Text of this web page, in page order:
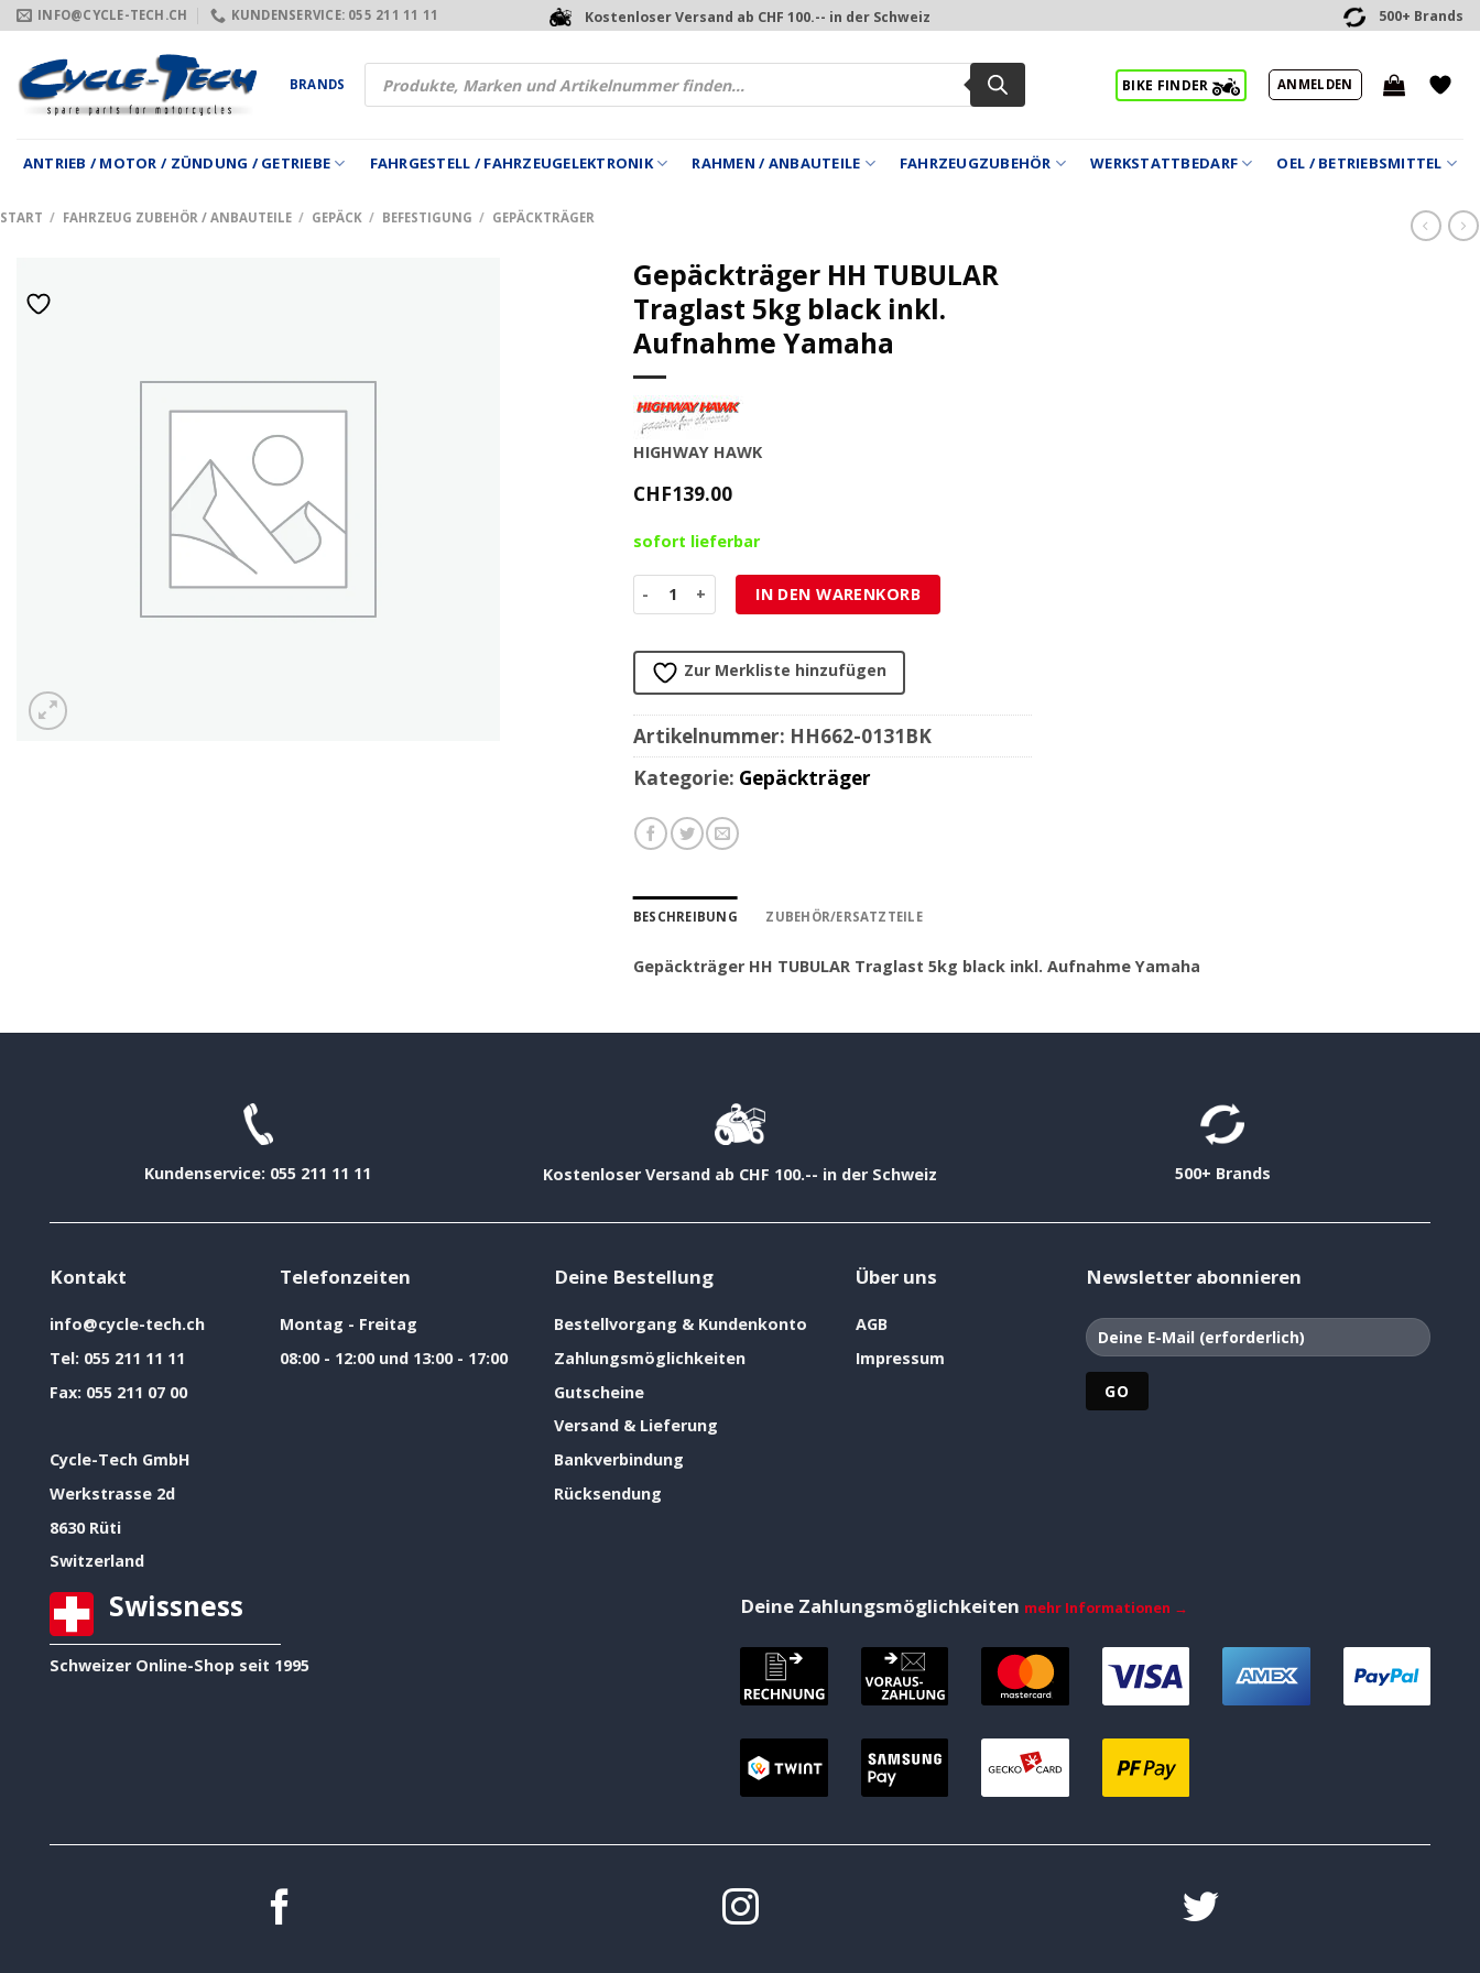
Zum
Inhalt
springen
INFO@CYCLE-TECH.CH KUNDENSERVICE: 055 211 11 11 Kostenloser Versand ab CHF 100.-- in der Schweiz 500+ Brands
BRANDS
Products
search
BIKE FINDER ANMELDEN
ANTRIEB / MOTOR / ZÜNDUNG / GETRIEBE FAHRGESTELL / FAHRZEUGELEKTRONIK RAHMEN / ANBAUTEILE FAHRZEUGZUBEHÖR WERKSTATTBEDARF OEL / BETRIEBSMITTEL
START / FAHRZEUG ZUBEHÖR / ANBAUTEILE / GEPÄCK / BEFESTIGUNG / GEPÄCKTRÄGER
Gepäckträger HH TUBULAR
Traglast 5kg black inkl.
Aufnahme Yamaha
HIGHWAY HAWK
CHF139.00
sofort lieferbar
Gepäckträger HH TUBULAR Traglast 5kg black inkl. Aufnahme Yamaha Menge
IN DEN WARENKORB
Zur Merkliste hinzufügen
Artikelnummer: HH662-0131BK
Kategorie: Gepäckträger
BESCHREIBUNG ZUBEHÖR/ERSATZTEILE
Gepäckträger HH TUBULAR Traglast 5kg black inkl. Aufnahme Yamaha
Kundenservice: 055 211 11 11 Kostenloser Versand ab CHF 100.-- in der Schweiz 500+ Brands
Kontakt
info@cycle-tech.ch
Tel: 055 211 11 11
Fax: 055 211 07 00
Cycle-Tech GmbH
Werkstrasse 2d
8630 Rüti
Switzerland
Telefonzeiten
Montag - Freitag
08:00 - 12:00 und 13:00 - 17:00
Deine Bestellung
Bestellvorgang & Kundenkonto
Zahlungsmöglichkeiten
Gutscheine
Versand & Lieferung
Bankverbindung
Rücksendung
Über uns
AGB
Impressum
Newsletter abonnieren
Swissness
Schweizer Online-Shop seit 1995
Deine Zahlungsmöglichkeiten mehr Informationen →